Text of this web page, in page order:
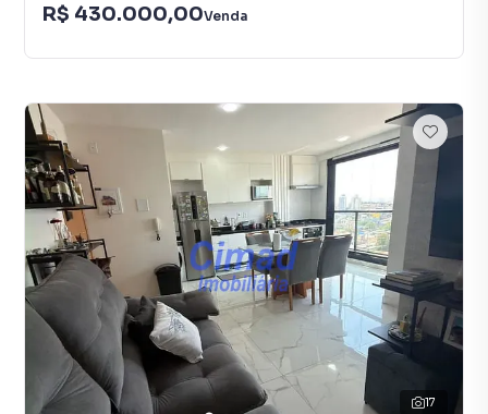
R$ 430.000,00Venda
17